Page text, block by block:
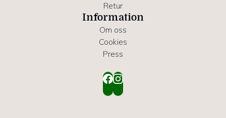
Retur
Information
Om oss
Cookies
Press